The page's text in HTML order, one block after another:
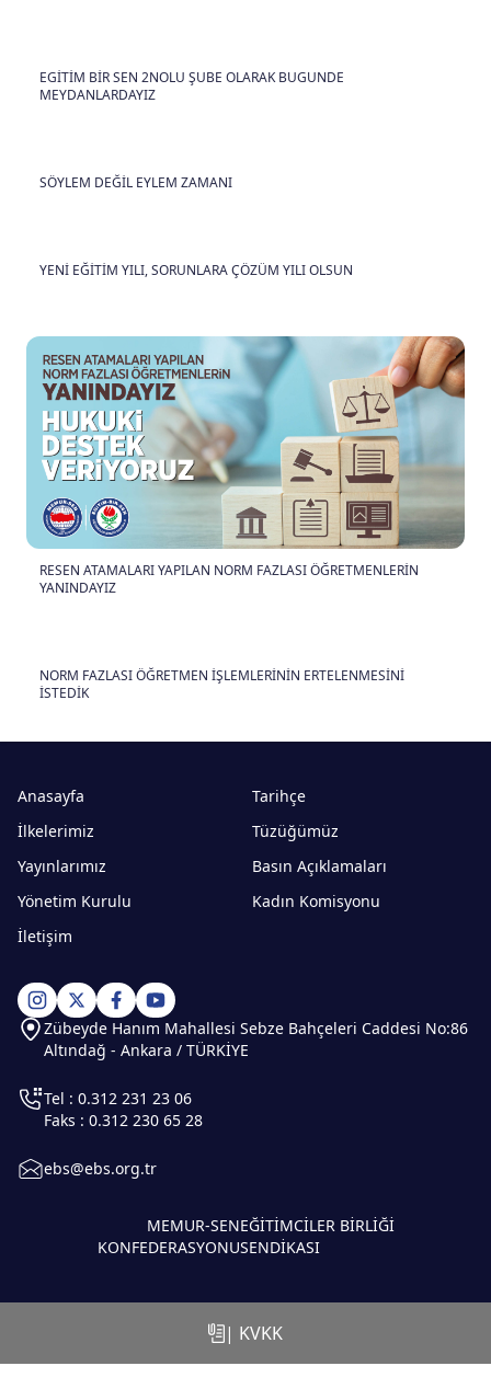
EGİTİM BİR SEN 2NOLU ŞUBE OLARAK BUGUNDE
MEYDANLARDAYIZ
SÖYLEM DEĞİL EYLEM ZAMANI
YENİ EĞİTİM YILI, SORUNLARA ÇÖZÜM YILI OLSUN
RESEN ATAMALARI YAPILAN NORM FAZLASI ÖĞRETMENLERİN
YANINDAYIZ
NORM FAZLASI ÖĞRETMEN İŞLEMLERİNİN ERTELENMESİNİ
İSTEDİK
Anasayfa
Tarihçe
İlkelerimiz
Tüzüğümüz
Yayınlarımız
Basın Açıklamaları
Yönetim Kurulu
Kadın Komisyonu
İletişim
MEMUR-SEN
KONFEDERASYONU
EĞİTİMCİLER BİRLİĞİ
SENDİKASI
Zübeyde Hanım Mahallesi Sebze Bahçeleri Caddesi No:86
Altındağ - Ankara / TÜRKİYE
Tel : 0.312 231 23 06
Faks : 0.312 230 65 28
ebs@ebs.org.tr
| KVKK